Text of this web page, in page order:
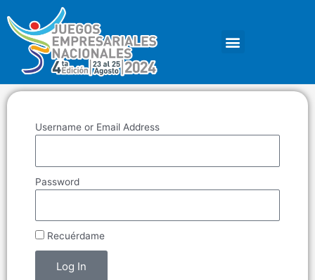
contenido
Menu
Username or Email Address
Password
Recuérdame
Log In